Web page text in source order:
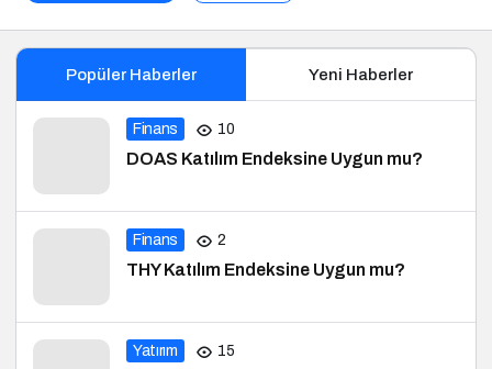
Popüler Haberler Yeni Haberler
Finans 10
DOAS Katılım Endeksine Uygun mu?
Finans 2
THY Katılım Endeksine Uygun mu?
Yatırım 15